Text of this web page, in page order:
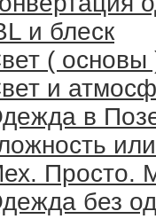
и блеск
( основы
и
в
Просто.
без